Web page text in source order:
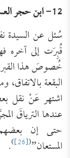
12- ابن حجر العسقلاني (852هـ):
سُئل عن السيدة
قُبِرَت إلى آخره
خُصوصَ هذا القبر
البقعة
اشتهر عَنْ نقل
عندها الترياقَ
حتى إن
المستعان”(
[26]
)
.